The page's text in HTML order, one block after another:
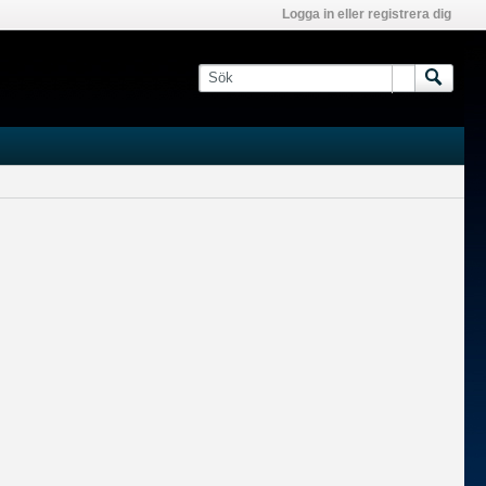
Logga in eller registrera dig